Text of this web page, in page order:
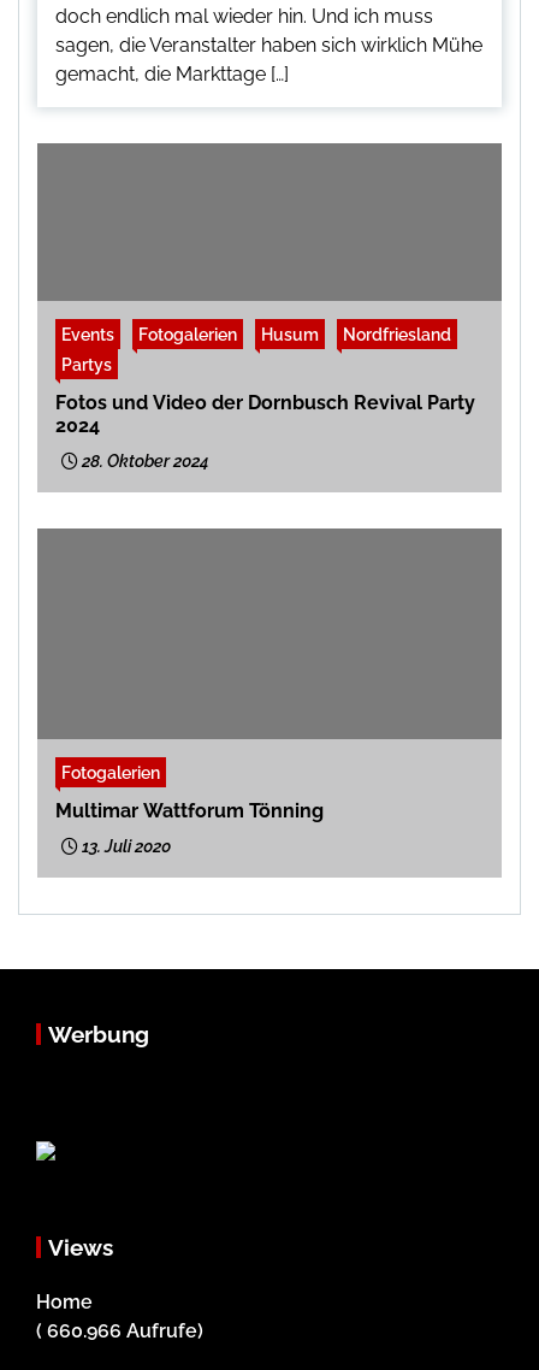
doch endlich mal wieder hin. Und ich muss
sagen, die Veranstalter haben sich wirklich Mühe
gemacht, die Markttage […]
Events Fotogalerien Husum
Nordfriesland
Partys
Fotos und Video der Dornbusch Revival Party
2024
28. Oktober 2024
Fotogalerien
Multimar Wattforum Tönning
13. Juli 2020
Werbung
Views
Home
( 660.966 Aufrufe)